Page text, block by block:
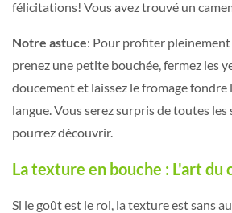
félicitations! Vous avez trouvé un
Notre astuce: Pour profiter pleinement
prenez une petite bouchée, fermez les
doucement et laissez le fromage
langue. Vous serez surpris de toutes les
pourrez découvrir.
La texture en bouche : L'art
Si le goût est le roi, la texture est sans